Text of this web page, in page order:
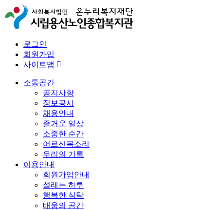
로그인
회원가입
사이트맵
소통공간
공지사항
정보공시
채용안내
즐거운 일상
소중한 순간
어르신목소리
우리의 기록
이용안내
회원가입안내
설레는 하루
행복한 식탁
배움의 공간